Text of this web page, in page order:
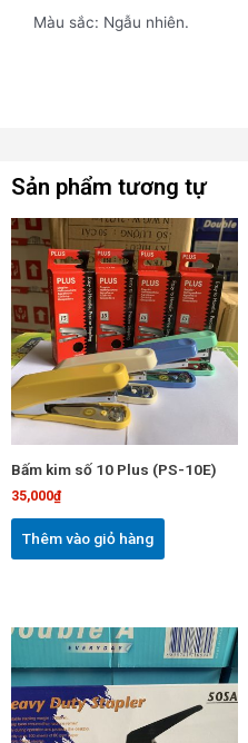
Màu sắc: Ngẫu nhiên.
Sản phẩm tương tự
Bấm kim số 10 Plus (PS-10E)
35,000₫
Thêm vào giỏ hàng